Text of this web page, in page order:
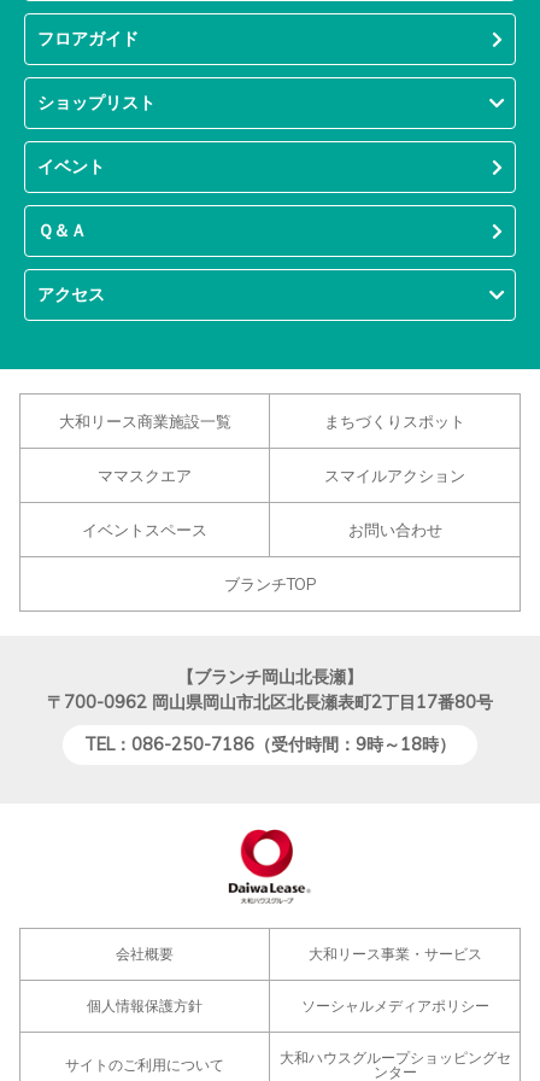
フロアガイド
ショップリスト
イベント
Ｑ＆Ａ
アクセス
大和リース商業施設一覧 まちづくりスポット
ママスクエア スマイルアクション
イベントスペース お問い合わせ
ブランチTOP
【ブランチ岡山北長瀬】
〒700-0962 岡山県岡山市北区北長瀬表町2丁目17番80号
TEL：086-250-7186（受付時間：9時～18時）
会社概要 大和リース事業・サービス
個人情報保護方針 ソーシャルメディアポリシー
サイトのご利用について
大和ハウスグループショッピングセ
ンター